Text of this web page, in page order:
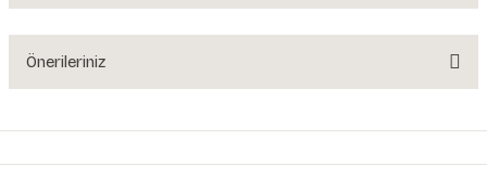
Önerileriniz
yetersiz gördüğünüz noktaları öneri formunu kullanarak tarafımıza
Görüş ve önerileriniz için teşekkür ederiz.